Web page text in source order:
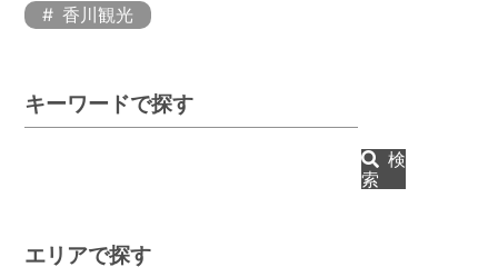
香川観光
キーワードで探す
検
索
エリアで探す